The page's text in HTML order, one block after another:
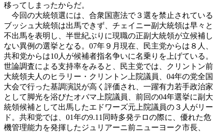
移ってしまったからだ。
今回の大統領選には、合衆国憲法で３選を禁止されている
ブッシュ大統領は出馬できず、チェイニー副大統領は早々と
不出馬を表明し、半世紀ぶりに現職の正副大統領が立候補し
ない異例の選挙となる。07年９月現在、民主党からは８人、
共和党からは10人が候補者指名争いに名乗りを上げている。
世論調査による支持率をみると、民主党では、クリントン前
大統領夫人のヒラリー・クリントン上院議員、04年の党全国
大会で行った基調演説が高く評価され、一躍有力若手政治家
として脚光を浴びたオバマ上院議員、前回の04年選挙に副大
統領候補として出馬したエドワーズ元上院議員の３人がリー
ド。共和党では、01年の9.11同時多発テロの際に、優れた危
機管理能力を発揮したジュリアーニ前ニューヨーク市長、